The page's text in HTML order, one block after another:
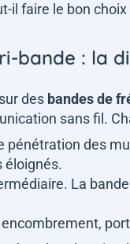
il faire le bon
bande : la
des bandes de
sans fil.
pénétration des
éloignés.
La